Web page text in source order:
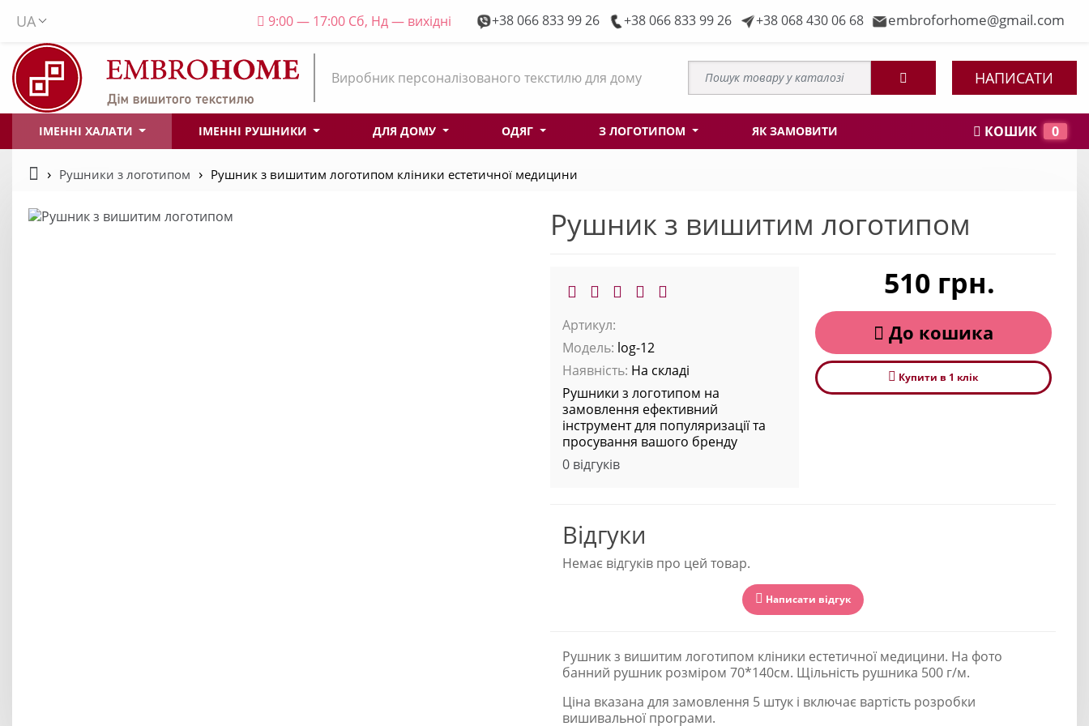
UA 9:00 — 17:00 Сб, Нд — вихідні +38 066 833 99 26 +38 066 833 99 26 +38 068 430 06 68 embroforhome@gmail.com
Виробник персоналізованого текстилю для дому НАПИСАТИ
ІМЕННІ ХАЛАТИ ІМЕННІ РУШНИКИ ДЛЯ ДОМУ ОДЯГ З ЛОГОТИПОМ ЯК ЗАМОВИТИ КОШИК 0
Рушники з логотипом Рушник з вишитим логотипом кліники естетичної медицини
Рушник з вишитим логотипом
Артикул:
Модель: log-12
Наявність: На складі
Рушники з логотипом на
замовлення ефективний
інструмент для популяризації та
просування вашого бренду
0 відгуків
510 грн.
До кошика
Купити в 1 клiк
Відгуки
Немає відгуків про цей товар.
Написати відгук
Рушник з вишитим логотипом кліники естетичної медицини. На фото
банний рушник розміром 70*140см. Щільність рушника 500 г/м.
Ціна вказана для замовлення 5 штук і включає вартість розробки
вишивальної програми.